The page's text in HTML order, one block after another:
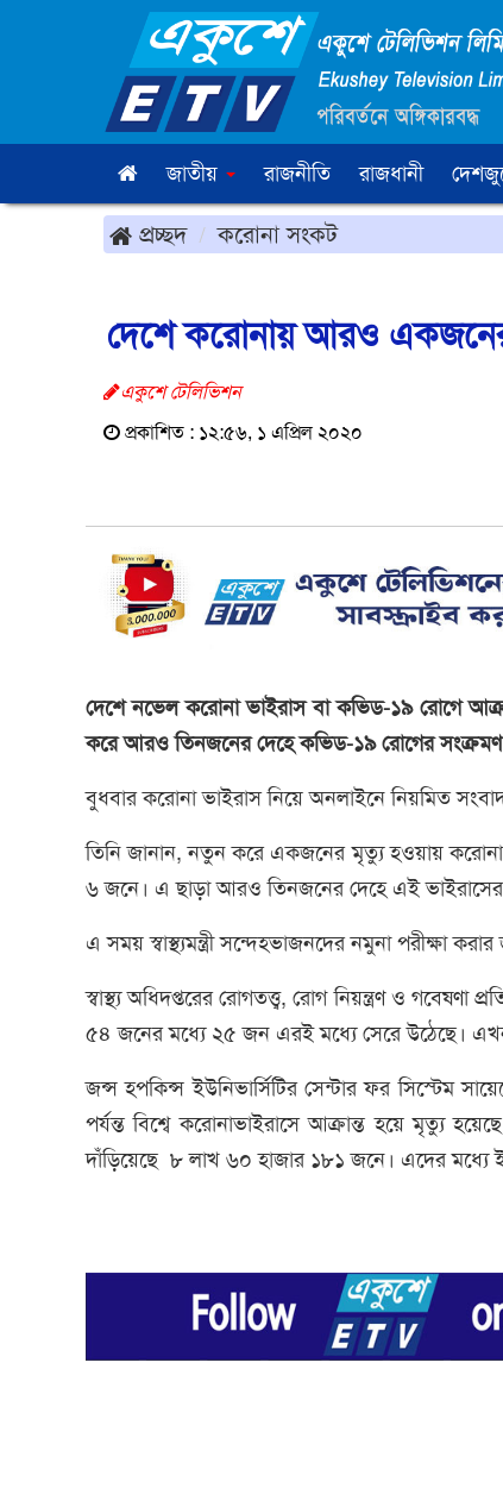
জাতীয় রাজনীতি রাজধানী
প্রচ্ছদ করোনা সংকট
দেশে করোনায় আরও
একুশে টেলিভিশন
প্রকাশিত : ১২:৫৬, ১ এপ্রিল ২০২০
দেশে নভেল করোনা ভাইরাস বা কভিড-১৯ রোগে
করে আরও তিনজনের দেহে কভিড-১৯ রোগের সংক্রমণ
বুধবার করোনা ভাইরাস নিয়ে অনলাইনে নিয়মিত সংবাদ
তিনি জানান, নতুন করে একজনের মৃত্যু হওয়ায় করোনা
৬ জনে। এ ছাড়া আরও তিনজনের দেহে এই ভাইরাসের
এ সময় স্বাস্থ্যমন্ত্রী সন্দেহভাজনদের নমুনা পরীক্ষা করার
স্বাস্থ্য অধিদপ্তরের রোগতত্ত্ব, রোগ নিয়ন্ত্রণ ও
৫৪ জনের মধ্যে ২৫ জন এরই মধ্যে সেরে উঠেছে।
জন্স হপকিন্স ইউনিভার্সিটির সেন্টার ফর সিস্টেম
পর্যন্ত বিশ্বে করোনাভাইরাসে আক্রান্ত হয়ে মৃত্যু
দাঁড়িয়েছে ৮ লাখ ৬০ হাজার ১৮১ জনে। এদের